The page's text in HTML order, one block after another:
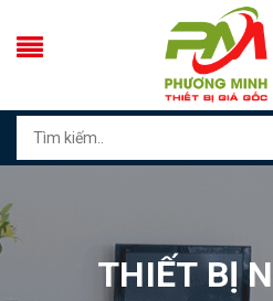
THIẾT BỊ